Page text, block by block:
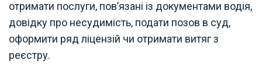
отримати послуги, пов’язані із документами водія,
довідку про несудимість, подати позов в суд,
оформити ряд ліцензій чи отримати витяг з
реєстру.